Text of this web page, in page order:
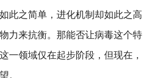
此之简单，进化机制却如此之高
力来抗衡。那能否让病毒这个特
一领域仅在起步阶段，但现在，
。